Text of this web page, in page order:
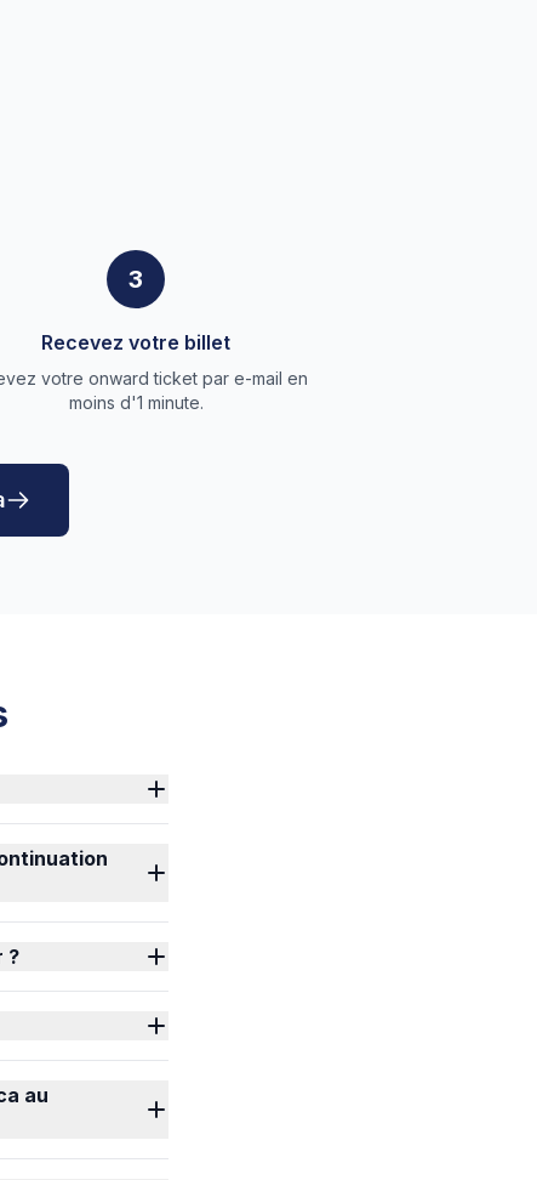
3
Recevez votre billet
votre onward ticket par e-mail en
moins d'1 minute.
?
au